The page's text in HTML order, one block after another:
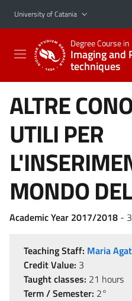
Go to main content
Go to navigation menu
University of Catania
Degree Course in
Imaging and
techniques
ALTRE
UTILI PER
MONDO
Academic Year 2017/2018 -
Teaching Staff: Maria
Credit Value: 3
Taught classes: 21 hours
Term / Semester: 2°